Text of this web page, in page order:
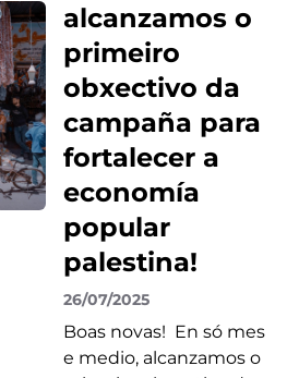
alcanzamos o
primeiro
obxectivo da
campaña para
fortalecer a
economía
popular
palestina!
26/07/2025
Boas novas! En só mes
e medio, alcanzamos o